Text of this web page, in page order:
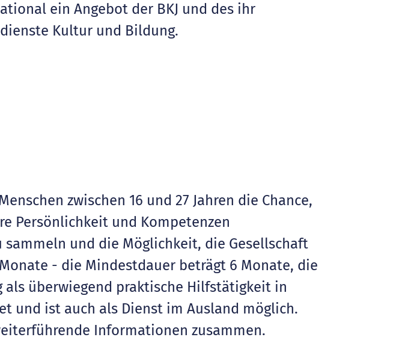
ein Angebot der BKJ und des ihr
Kultur und Bildung.
zwischen 16 und 27 Jahren die Chance,
Persönlichkeit und Kompetenzen
und die Möglichkeit, die Gesellschaft
- die Mindestdauer beträgt 6 Monate, die
als überwiegend praktische Hilfstätigkeit in
und ist auch als Dienst im Ausland möglich.
Informationen zusammen.